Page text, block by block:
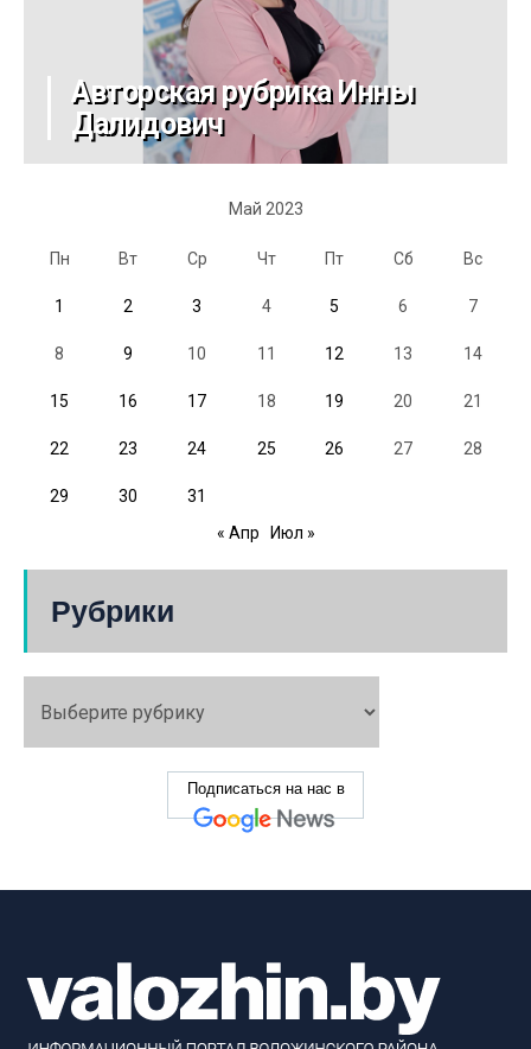
Авторская рубрика Инны
Далидович
Май 2023
Пн Вт Ср Чт Пт Сб Вс
1 2 3 4 5 6 7
8 9 10 11 12 13 14
15 16 17 18 19 20 21
22 23 24 25 26 27 28
29 30
31
« Апр
Июл »
Рубрики
Подписаться на нас в